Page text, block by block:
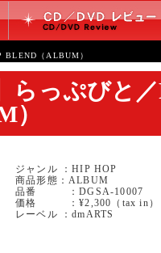
BLEND（ALBUM）
らっぷびと
）
ジャンル ：HIP HOP
商品形態：ALBUM
品番 ：DGSA-10007
価格 ：¥2,300（tax in）
レーベル ：dmARTS